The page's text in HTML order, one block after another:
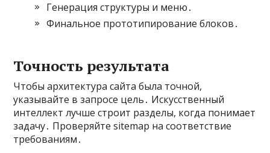
Генерация структуры и меню․
Финальное прототипирование блоков․
Точность результата
Чтобы архитектура сайта была точной,
указывайте в запросе цель․ Искусственный
интеллект лучше строит разделы, когда понимает
задачу․ Проверяйте sitemap на соответствие
требованиям․